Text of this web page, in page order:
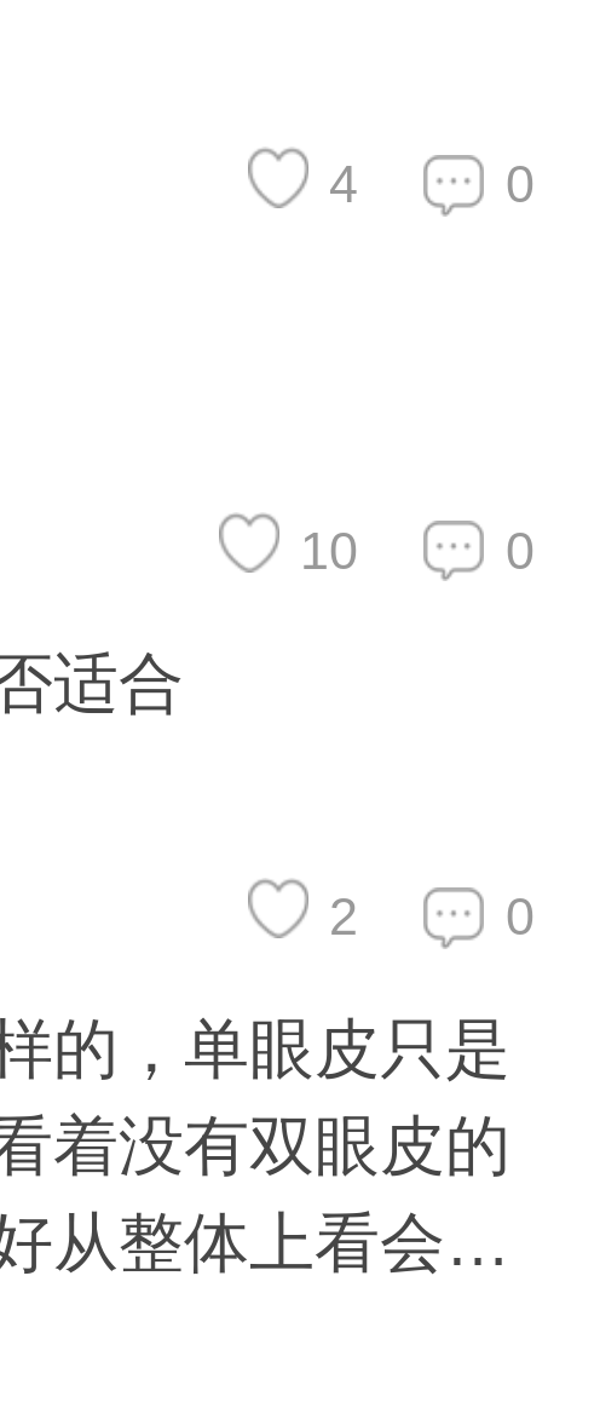
0
4
0
10
适合
0
2
的，单眼皮只是
着没有双眼皮的
从整体上看会加